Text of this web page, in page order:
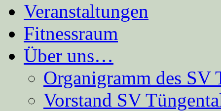
Veranstaltungen
Fitnessraum
Über uns…
Organigramm des SV
Vorstand SV